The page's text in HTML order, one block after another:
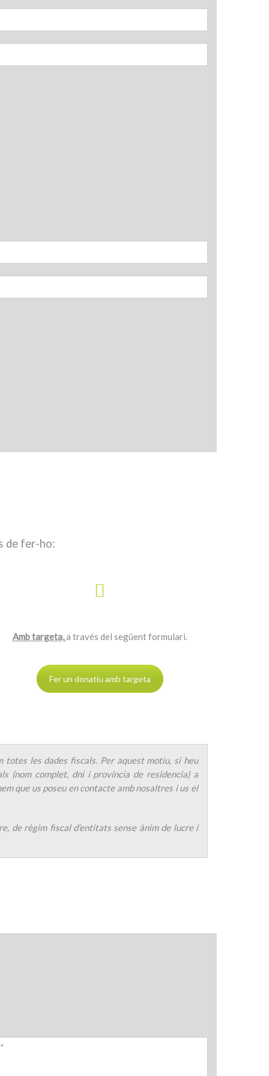
de fer-ho:
Ambtargeta,a través del següent formulari.
Fer un donatiu amb targeta
totes les dades fiscals. Per aquest motiu, si heu
(nom complet, dni i província de residencia) a
que us poseu en contacte amb nosaltres i us el
de règim fiscal d’entitats sense ànim de lucre i